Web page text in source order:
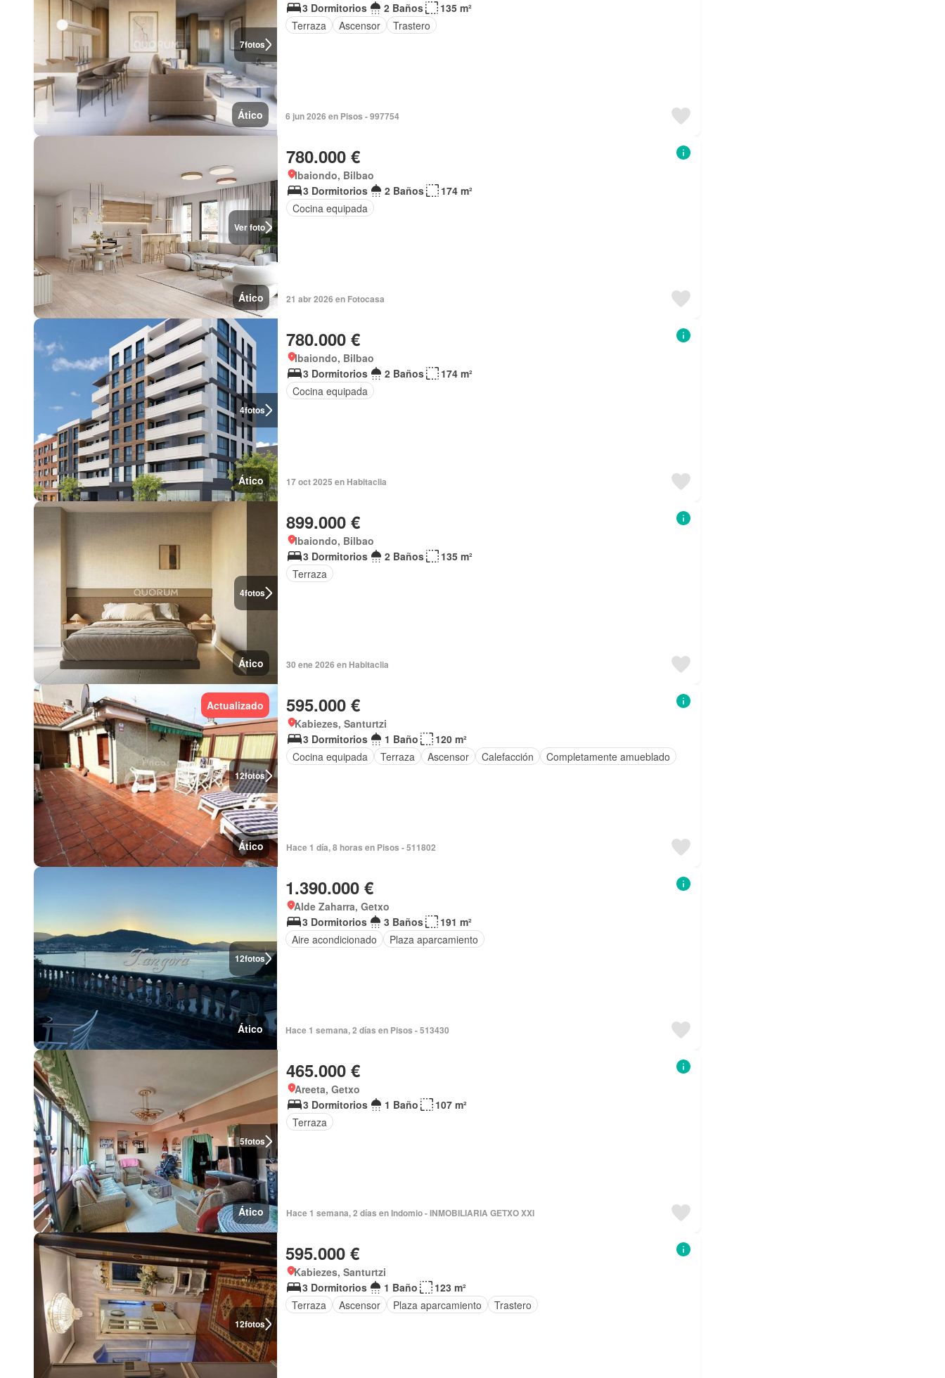
7fotos
Ático
3 Dormitorios
2 Baños
135 m²
Terraza
Ascensor Trastero
6 jun 2026 en Pisos - 997754
Ver foto
Ático
780.000 €
Ibaiondo, Bilbao
3 Dormitorios
2 Baños
174 m²
Cocina equipada
21 abr 2026 en Fotocasa
4fotos
Ático
780.000 €
Ibaiondo, Bilbao
3 Dormitorios
2 Baños
174 m²
Cocina equipada
17 oct 2025 en Habitaclia
4fotos
Ático
899.000 €
Ibaiondo, Bilbao
3 Dormitorios
2 Baños
135 m²
Terraza
30 ene 2026 en Habitaclia
12fotos
Actualizado
Ático
595.000 €
Kabiezes, Santurtzi
3 Dormitorios
1 Baño
120 m²
Cocina equipada
Terraza Ascensor Calefacción Completamente amueblado
Hace 1 día, 8 horas en Pisos - 511802
12fotos
Ático
1.390.000 €
Alde Zaharra, Getxo
3 Dormitorios
3 Baños
191 m²
Aire acondicionado
Plaza aparcamiento
Hace 1 semana, 2 días en Pisos - 513430
5fotos
Ático
465.000 €
Areeta, Getxo
3 Dormitorios
1 Baño
107 m²
Terraza
Hace 1 semana, 2 días en Indomio - INMOBILIARIA GETXO XXI
12fotos
595.000 €
Kabiezes, Santurtzi
3 Dormitorios
1 Baño
123 m²
Terraza
Ascensor Plaza aparcamiento Trastero